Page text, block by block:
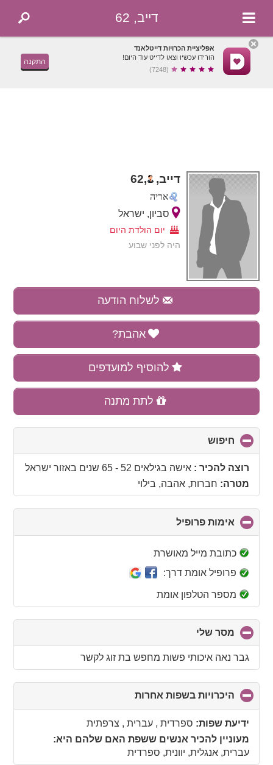
דייב, 62
אפליציית הכרויות דייטלאנד
הורידו עכשיו וצאו לדייט עוד היום!
(7248)
התקנה
דייב, ,
62
אריה
סביון, ישראל
יום הולדת היום
היה לפני שבוע
לשלוח הודעה
אהבת?
להוסיף למועדפים
לתת מתנה
חיפוש
to
collapseרוצה להכיר :אישה בגילאים 52 - 65 שנים באזור ישראל
מטרה: חברות, אהבה, בילוי
אימות פרופיל
to
contents
כתובת מייל מאושרת
פרופיל אומת דרך:
מספר הטלפון אומת
מסר שלי
to
collapse
contents
גבר נאה איכותי פשות מחפש בת זוג לקשר
היכרויות בשפות אחרות
to
collapse
ידיעת שפות: ספרדית , עברית , צרפתית
מעוניין להכיר אנשים ששפת האם שלהם היא:
עברית, אנגלית, יוונית, ספרדית